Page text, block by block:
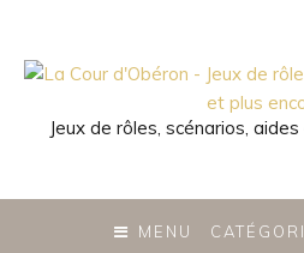
Jeux de rôles, scénarios,
MENU
TO
CONTENT